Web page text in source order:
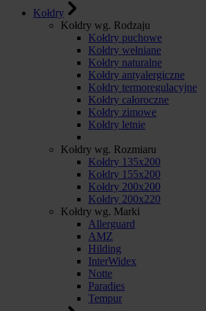
Kołdry
Kołdry wg. Rodzaju
Kołdry puchowe
Kołdry wełniane
Kołdry naturalne
Kołdry antyalergiczne
Kołdry termoregulacyjne
Kołdry całoroczne
Kołdry zimowe
Kołdry letnie
Kołdry wg. Rozmiaru
Kołdry 135x200
Kołdry 155x200
Kołdry 200x200
Kołdry 200x220
Kołdry wg. Marki
Allerguard
AMZ
Hilding
InterWidex
Notte
Paradies
Tempur